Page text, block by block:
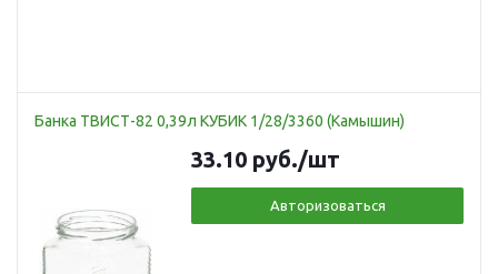
Банка ТВИСТ-82 0,39л КУБИК 1/28/3360 (Камышин)
33.10 руб./шт
Авторизоваться